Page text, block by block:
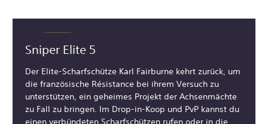
Sniper Elite 5
Der Elite-Scharfschütze Karl Fairburne kehrt zurück, um
die französische Résistance bei ihrem Versuch zu
unterstützen, ein geheimes Projekt der Achsenmächte
zu Fall zu bringen. Im Drop-in-Koop und PvP kannst du
einen verbündeten Scharfschützen rufen oder in die